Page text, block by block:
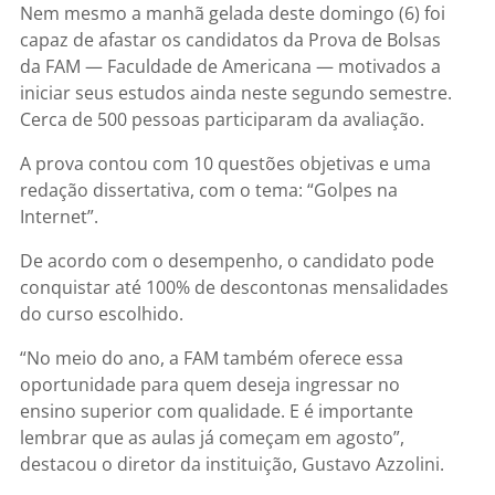
Nem mesmo a manhã gelada deste domingo (6) foi
capaz de afastar os candidatos da Prova de Bolsas
da FAM — Faculdade de Americana — motivados a
iniciar seus estudos ainda neste segundo semestre.
Cerca de 500 pessoas participaram da avaliação.
A prova contou com 10 questões objetivas e uma
redação dissertativa, com o tema: “Golpes na
Internet”.
De acordo com o desempenho, o candidato pode
conquistar até 100% de descontonas mensalidades
do curso escolhido.
“No meio do ano, a FAM também oferece essa
oportunidade para quem deseja ingressar no
ensino superior com qualidade. E é importante
lembrar que as aulas já começam em agosto”,
destacou o diretor da instituição, Gustavo Azzolini.